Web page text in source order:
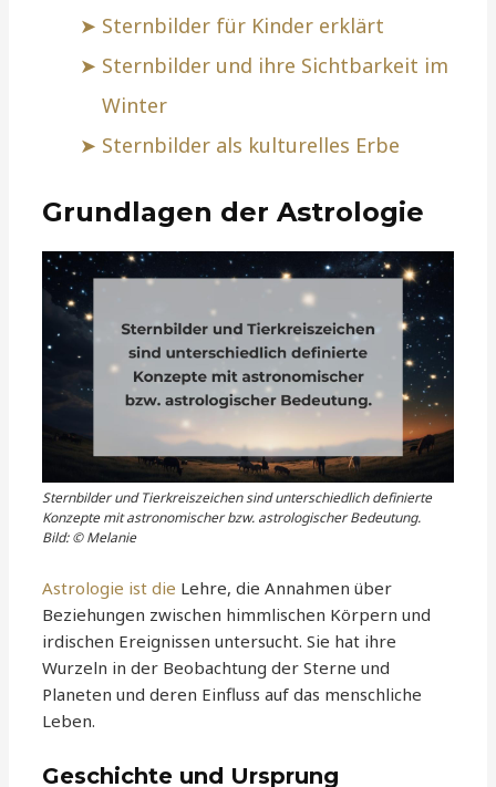
Sternbilder für Kinder erklärt
Sternbilder und ihre Sichtbarkeit im
Winter
Sternbilder als kulturelles Erbe
Grundlagen der Astrologie
Sternbilder und Tierkreiszeichen sind unterschiedlich definierte
Konzepte mit astronomischer bzw. astrologischer Bedeutung.
Bild: © Melanie
Astrologie ist die Lehre, die Annahmen über
Beziehungen zwischen himmlischen Körpern und
irdischen Ereignissen untersucht. Sie hat ihre
Wurzeln in der Beobachtung der Sterne und
Planeten und deren Einfluss auf das menschliche
Leben.
Geschichte und Ursprung